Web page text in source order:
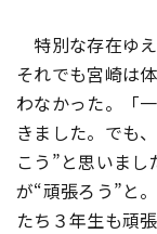
特別な存在ゆ
それでも宮崎は
わなかった。「
きました。でも
こう”と思いま
が“頑張ろう”と
たち３年生も頑